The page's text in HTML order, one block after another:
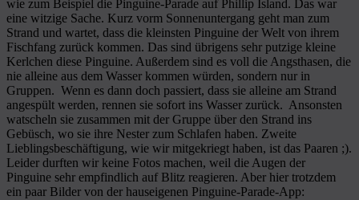
wie zum Beispiel die Pinguine-Parade auf Phillip Island. Das war
eine witzige Sache. Kurz vorm Sonnenuntergang geht man zum
Strand und wartet, dass die kleinsten Pinguine der Welt von ihrem
Fischfang zurück kommen. Das sind übrigens sehr putzige kleine
Kerlchen diese Pinguine. Außerdem sind es voll die Angsthasen, die
nie alleine aus dem Wasser kommen würden, sondern nur in
Gruppen. Wenn es dann doch passiert, dass sie alleine am Strand
angespült werden, rennen sie sofort ins Wasser zurück. Ansonsten
watscheln sie zusammen mit der Gruppe über den Strand ins
Gebüsch, wo sie ihre Nester zum Schlafen haben. Zweite
Lieblingsbeschäftigung, wie wir mitgekriegt haben, ist das Paaren ;).
Leider durften wir keine Fotos machen, weil die Augen der
Pinguine sehr empfindlich auf Blitz reagieren. Aber hier trotzdem
ein paar Bilder von der hauseigenen Pinguine-Parade-App: